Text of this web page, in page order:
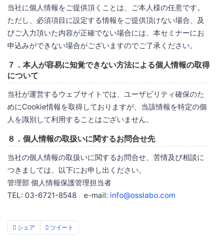
当社に個人情報をご提供頂くことは、ご本人様の任意です。
ただし、必須項目に設定する情報をご提供頂けない場合、及
びご入力頂いた内容が正確でない場合には、本セミナーにお
申込みができない場合がございますのでご了承ください。
７．本人が容易に知覚できない方法による個人情報の取得
について
当社が運営するウェブサイトでは、ユーザビリティ確保のた
めにCookie情報を取得しておりますが、当該情報を特定の個
人を識別して利用することはございません。
８．個人情報の取扱いに関するお問合せ先
当社の個人情報の取扱いに関するお問合せ、苦情及び相談に
つきましては、以下にお申し出ください。
管理部 個人情報保護管理担当者
TEL: 03-6721-8548 e-mail: info@osslabo.com
シェア ツイート